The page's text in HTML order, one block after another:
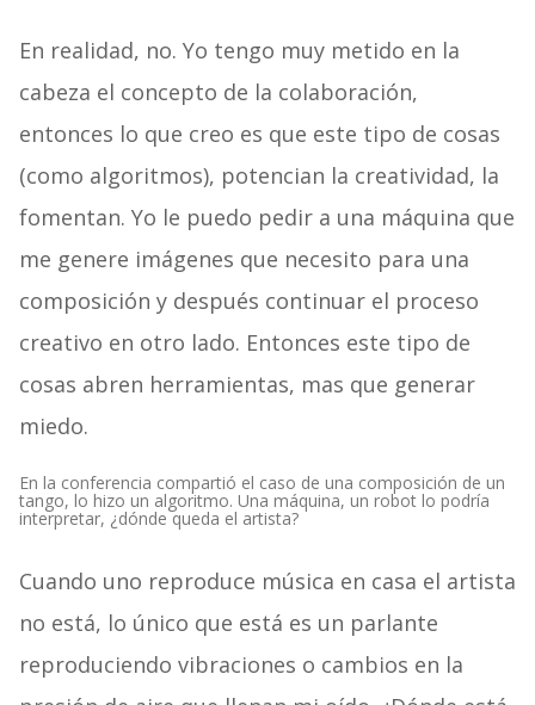
En realidad, no. Yo tengo muy metido en la
cabeza el concepto de la colaboración,
entonces lo que creo es que este tipo de cosas
(como algoritmos), potencian la creatividad, la
fomentan. Yo le puedo pedir a una máquina que
me genere imágenes que necesito para una
composición y después continuar el proceso
creativo en otro lado. Entonces este tipo de
cosas abren herramientas, mas que generar
miedo.
En la conferencia compartió el caso de una composición de un
tango, lo hizo un algoritmo. Una máquina, un robot lo podría
interpretar, ¿dónde queda el artista?
Cuando uno reproduce música en casa el artista
no está, lo único que está es un parlante
reproduciendo vibraciones o cambios en la